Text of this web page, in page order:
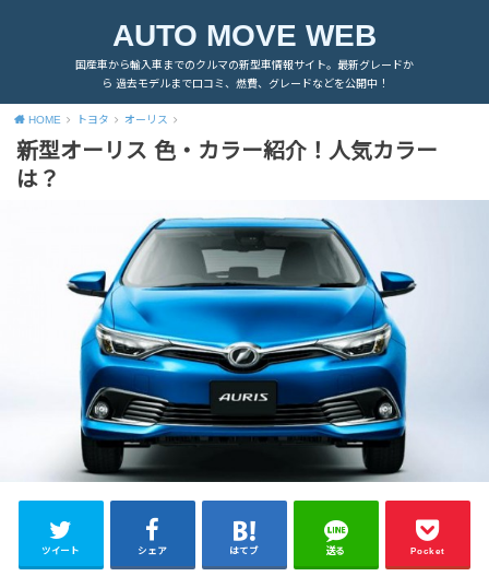
AUTO MOVE WEB
国産車から輸入車までのクルマの新型車情報サイト。最新グレードか
ら 過去モデルまで口コミ、燃費、グレードなどを公開中！
HOME トヨタ オーリス
新型オーリス 色・カラー紹介！人気カラー
は？
ツイート シェア はてブ 送る Pocket